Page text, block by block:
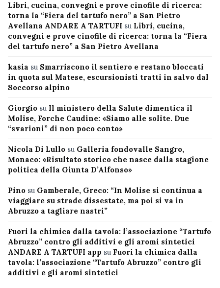
Libri, cucina, convegni e prove cinofile di ricerca:
torna la “Fiera del tartufo nero” a San Pietro
Avellana ANDARE A TARTUFI su Libri, cucina,
convegni e prove cinofile di ricerca: torna la “Fiera
del tartufo nero” a San Pietro Avellana
kasia su Smarriscono il sentiero e restano bloccati
in quota sul Matese, escursionisti tratti in salvo dal
Soccorso alpino
Giorgio su Il ministero della Salute dimentica il
Molise, Forche Caudine: «Siamo alle solite. Due
“svarioni” di non poco conto»
Nicola Di Lullo su Galleria fondovalle Sangro,
Monaco: «Risultato storico che nasce dalla stagione
politica della Giunta D’Alfonso»
Pino su Gamberale, Greco: “In Molise si continua a
viaggiare su strade dissestate, ma poi si va in
Abruzzo a tagliare nastri”
Fuori la chimica dalla tavola: l’associazione “Tartufo
Abruzzo” contro gli additivi e gli aromi sintetici
ANDARE A TARTUFI app su Fuori la chimica dalla
tavola: l’associazione “Tartufo Abruzzo” contro gli
additivi e gli aromi sintetici